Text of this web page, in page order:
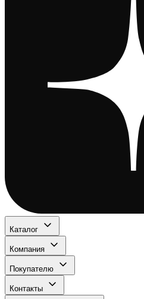
Каталог
Компания
Покупателю
Контакты